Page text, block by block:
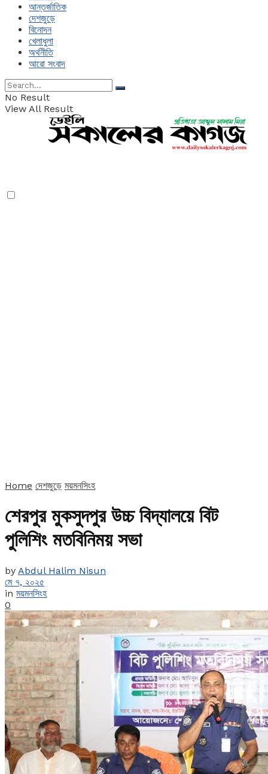
আন্তর্জাতিক
দেশজুড়ে
বিনোদন
খেলাধুলা
অর্থনীতি
আরো সংবাদ
No Result
View All Result
Home দেশজুড়ে ময়মনসিংহ
শেরপুর মুকসুদপুর উচ্চ বিদ্যালয়ে বিট
পুলিশিং মতবিনিময় সভা
by Abdul Halim Nisun
মে ৭, ২০২৫
in ময়মনসিংহ
0